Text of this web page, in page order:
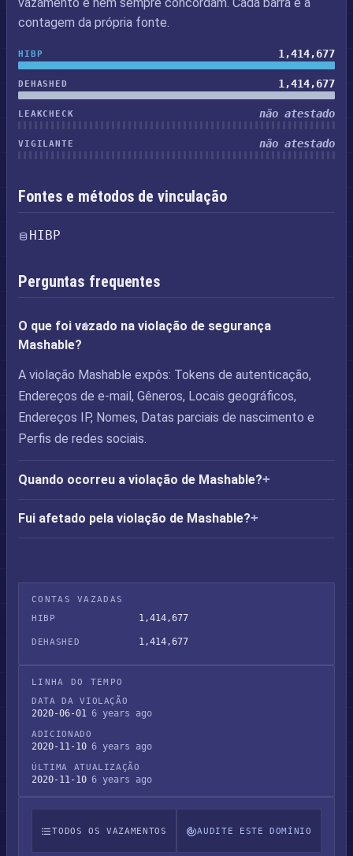
contagem da própria fonte.
HIBP 1,414,677
DEHASHED 1,414,677
LEAKCHECK não atestado
VIGILANTE não atestado
Fontes e métodos de vinculação
HIBP
Perguntas frequentes
O que foi vazado na violação de segurança
Mashable?
A violação Mashable expôs: Tokens de autenticação,
Endereços de e-mail, Gêneros, Locais geográficos,
Endereços IP, Nomes, Datas parciais de nascimento e
Perfis de redes sociais.
Quando ocorreu a violação de Mashable?
Fui afetado pela violação de Mashable?
CONTAS VAZADAS
HIBP
1,414,677
DEHASHED 1,414,677
LINHA DO TEMPO
DATA DA VIOLAÇÃO
2020-06-01 6 years ago
ADICIONADO
2020-11-10 6 years ago
ÚLTIMA ATUALIZAÇÃO
2020-11-10 6 years ago
TODOS OS VAZAMENTOS AUDITE ESTE DOMÍNIO